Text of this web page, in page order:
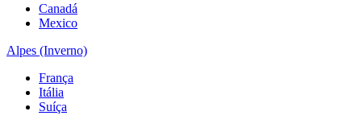
Canadá
Mexico
Alpes (Inverno)
França
Itália
Suíça